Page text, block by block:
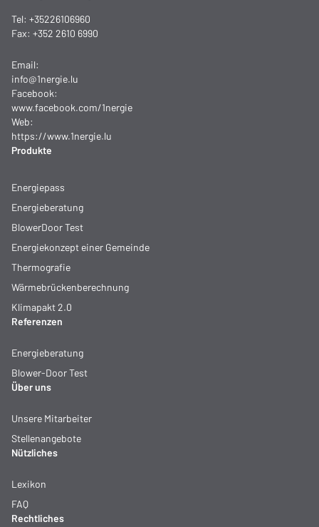
Tel: +35226106960
Fax: +352 2610 6990
Email:
info@1nergie.lu
Facebook:
www.facebook.com/1nergie
Web:
https://www.1nergie.lu
Produkte
Energiepass
Energieberatung
BlowerDoor Test
Energiekonzept einer Gemeinde
Thermografie
Wärmebrückenberechnung
Klimapakt 2.0
Referenzen
Energieberatung
Blower-Door Test
Über uns
Unsere Mitarbeiter
Stellenangebote
Nützliches
Lexikon
FAQ
Rechtliches